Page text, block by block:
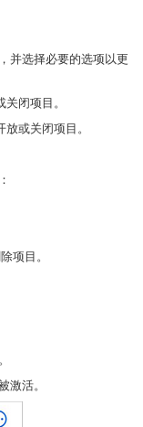
并选择必要的选项以更
闭项目。
放或关闭项目。
项目。
激活。